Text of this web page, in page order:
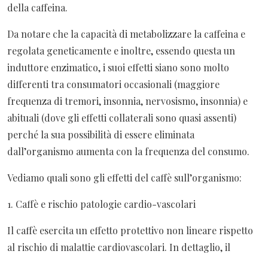
della caffeina.
Da notare che la capacità di metabolizzare la caffeina e
regolata geneticamente e inoltre, essendo questa un
induttore enzimatico, i suoi effetti siano sono molto
differenti tra consumatori occasionali (maggiore
frequenza di tremori, insonnia, nervosismo, insonnia) e
abituali (dove gli effetti collaterali sono quasi assenti)
perché la sua possibilità di essere eliminata
dall’organismo aumenta con la frequenza del consumo.
Vediamo quali sono gli effetti del caffè sull’organismo:
1. Caffè e rischio patologie cardio-vascolari
Il caffè esercita un effetto protettivo non lineare rispetto
al rischio di malattie cardiovascolari. In dettaglio, il